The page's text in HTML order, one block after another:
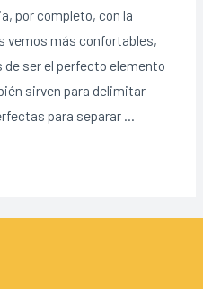
por completo, con la
vemos más confortables,
ser el perfecto elemento
sirven para delimitar
para separar …